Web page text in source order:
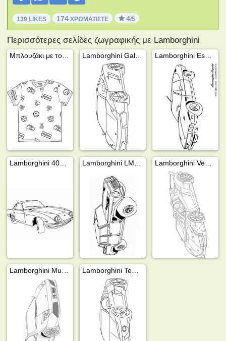
139 LIKES 174 ΧΡΩΜΑΤΊΣΤΕ 4/5
Περισσότερες σελίδες ζωγραφικής με Lamborghini